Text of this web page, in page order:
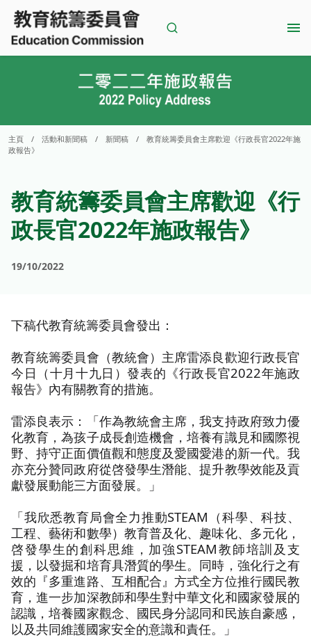
Skip
content
主頁 / 活動和新聞稿 / 新聞稿 /
教育統籌委員會主席歡迎《行政長官2022年施
政報告》
教育統籌委員會主席歡迎《行
政長官2022年施政報告》
19/10/2022
下稿代教育統籌委員會發出：
教育統籌委員會（教統會）主席雷添良歡迎行政長官
今日（十月十九日）發表的《行政長官2022年施政
報告》內有關教育的措施。
雷添良表示：「作為教統會主席，我支持政府致力優
化教育，為孩子成長創造機會，培養有識見和國際視
野、持守正面價值觀和態度及愛國愛港的新一代。我
亦充分贊同政府從啓發學生潛能、提升教學效能及貢
獻發展動能三方面發展。」
「我欣悉教育局會全力推動STEAM（科學、科技、
工程、藝術和數學）教育普及化、趣味化、多元化，
啓發學生的創科思維，加強STEAM教師培訓及支
援，以發掘和培育具潛質的學生。同時，強化行之有
效的『多重進路、互相配合』方式全方位推行國民教
育，進一步加深教師和學生對中華文化和國家發展的
認識，培養國家觀念、國民身分認同和民族自豪感，
以及共同維護國家安全的意識和責任。」